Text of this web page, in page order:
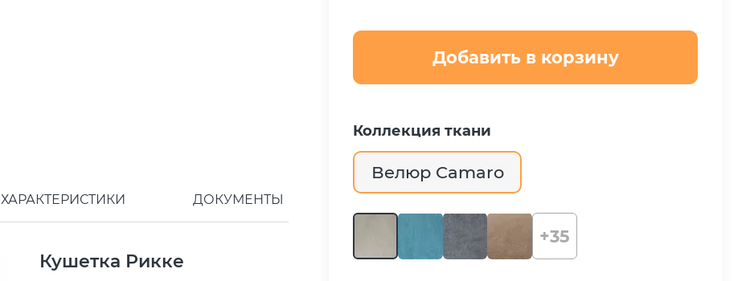
ХАРАКТЕРИСТИКИ ДОКУМЕНТЫ
Кушетка Рикке
Добавить в корзину
Коллекция ткани
Велюр Camaro
+35